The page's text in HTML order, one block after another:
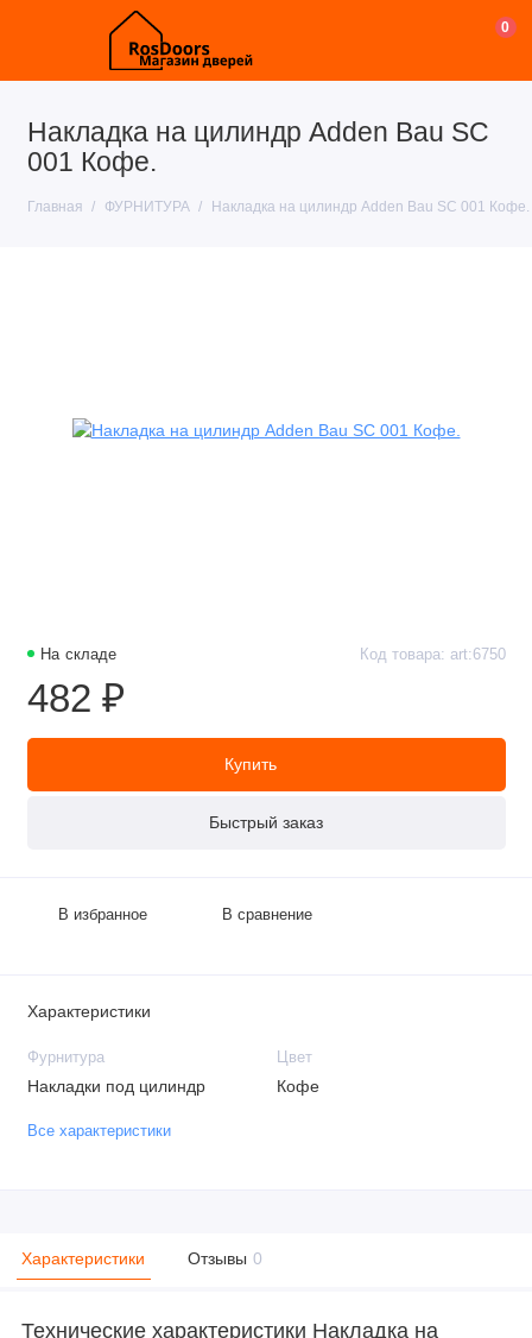
0
Накладка на цилиндр Adden Bau SC
001 Кофе.
Главная ФУРНИТУРА Накладка на цилиндр Adden Bau SC 001 Кофе.
На складе Код товара: art:6750
482 ₽
Купить
Быстрый заказ
В избранное В сравнение
Характеристики
Фурнитура
Накладки под цилиндр
Цвет
Кофе
Все характеристики
Характеристики Отзывы 0
Технические характеристики Накладка на